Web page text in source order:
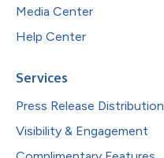
Media Center
Help Center
Services
Press Release Distribution
Visibility & Engagement